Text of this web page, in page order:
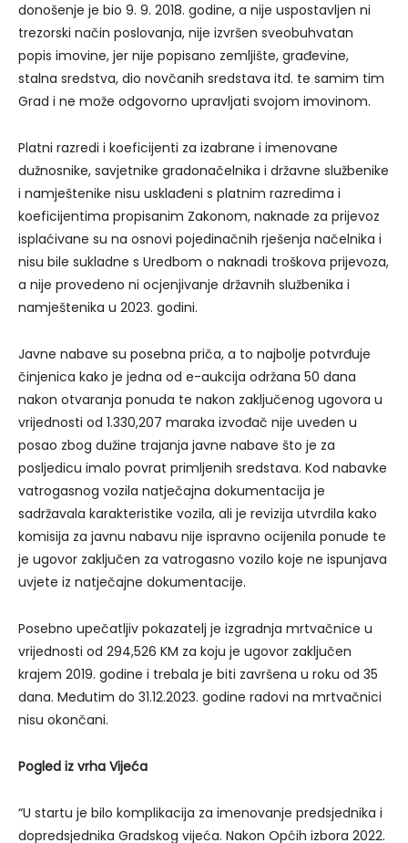
donošenje je bio 9. 9. 2018. godine, a nije uspostavljen ni
trezorski način poslovanja, nije izvršen sveobuhvatan
popis imovine, jer nije popisano zemljište, građevine,
stalna sredstva, dio novčanih sredstava itd. te samim tim
Grad i ne može odgovorno upravljati svojom imovinom.
Platni razredi i koeficijenti za izabrane i imenovane
dužnosnike, savjetnike gradonačelnika i državne službenike
i namještenike nisu usklađeni s platnim razredima i
koeficijentima propisanim Zakonom, naknade za prijevoz
isplaćivane su na osnovi pojedinačnih rješenja načelnika i
nisu bile sukladne s Uredbom o naknadi troškova prijevoza,
a nije provedeno ni ocjenjivanje državnih službenika i
namještenika u 2023. godini.
Javne nabave su posebna priča, a to najbolje potvrđuje
činjenica kako je jedna od e-aukcija održana 50 dana
nakon otvaranja ponuda te nakon zaključenog ugovora u
vrijednosti od 1.330,207 maraka izvođač nije uveden u
posao zbog dužine trajanja javne nabave što je za
posljedicu imalo povrat primljenih sredstava. Kod nabavke
vatrogasnog vozila natječajna dokumentacija je
sadržavala karakteristike vozila, ali je revizija utvrdila kako
komisija za javnu nabavu nije ispravno ocijenila ponude te
je ugovor zaključen za vatrogasno vozilo koje ne ispunjava
uvjete iz natječajne dokumentacije.
Posebno upečatljiv pokazatelj je izgradnja mrtvačnice u
vrijednosti od 294,526 KM za koju je ugovor zaključen
krajem 2019. godine i trebala je biti završena u roku od 35
dana. Međutim do 31.12.2023. godine radovi na mrtvačnici
nisu okončani.
Pogled iz vrha Vijeća
“U startu je bilo komplikacija za imenovanje predsjednika i
dopredsjednika Gradskog vijeća. Nakon Općih izbora 2022.